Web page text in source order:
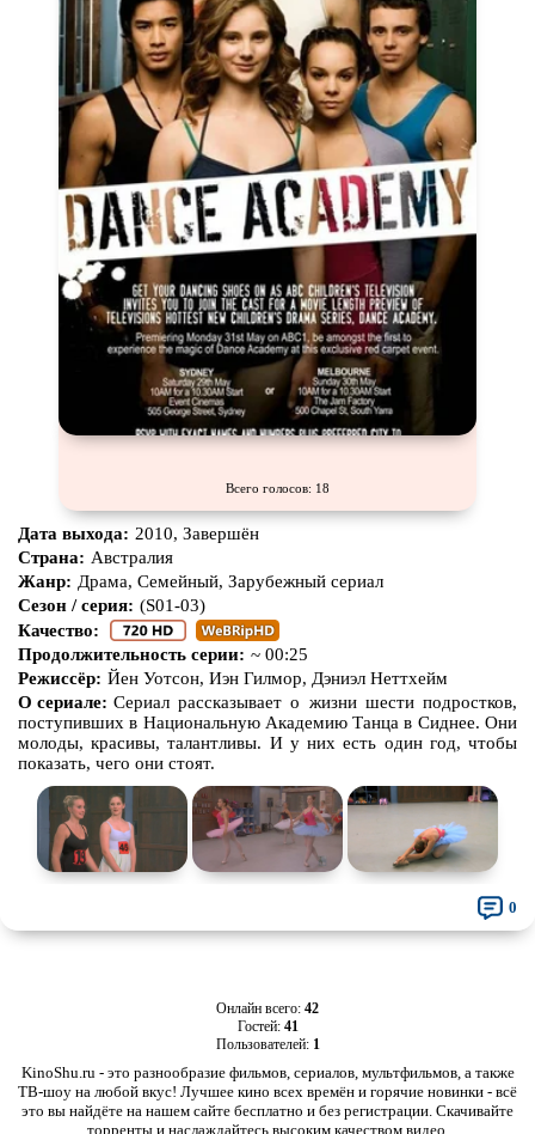
Киберпанк Коллекция
Комикс Маги и Волшебники
Наркотики Новогодние
Основанное нареальных
событиях
Параллельные миры
Перевод Гоблина Перевод Кубик в Кубе
ПереводКураж-Бамбей Пеплум
Подростковаяжестокость Постапокалипсис
Про акул
Про апокалипсис Про богатых
Про богов Про вампиров
Про выживание
Про гонки
Про динозавров Про драконов
Про животных
Про инопланетян
Про корабли и подводные
лодки
Про космос
Про любовь
Про маньяков исерийных
убийц
Про оборотней Про пиратов
Про подростков Про путешествияво времени
Про самолёты Про собак
Про танцы
Про тюрьму Про футбол
Про хакеров Про хоккей ифигурное
катание
Всего голосов: 18
Дата выхода: 2010, Завершён
Страна: Австралия
Жанр: Драма, Семейный, Зарубежный сериал
Сезон / серия: (S01-03)
Качество:
Продолжительность серии: ~ 00:25
Режиссёр: Йен Уотсон, Иэн Гилмор, Дэниэл Неттхейм
О сериале: Сериал рассказывает о жизни шести подростков,
поступивших в Национальную Академию Танца в Сиднее. Они
молоды, красивы, талантливы. И у них есть один год, чтобы
показать, чего они стоят.
0
Онлайн всего: 42
Гостей: 41
Пользователей: 1
KinoShu.ru - это разнообразие фильмов, сериалов, мультфильмов, а также
ТВ-шоу на любой вкус! Лучшее кино всех времён и горячие новинки - всё
это вы найдёте на нашем сайте бесплатно и без регистрации. Скачивайте
торренты и наслаждайтесь высоким качеством видео.